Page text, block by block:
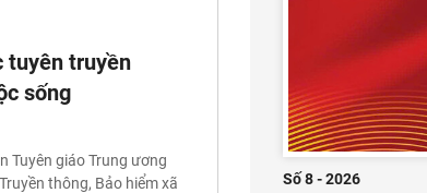
tuyên truyền
sống
Tuyên giáo Trung ương
thông, Bảo hiểm xã
Số 8 - 2026